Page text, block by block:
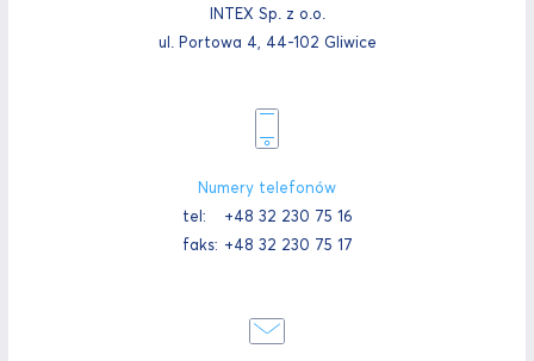
INTEX Sp. z o.o.
ul. Portowa 4, 44-102 Gliwice
Numery telefonów
tel:
+48 32 230 75 16
faks: +48 32 230 75 17